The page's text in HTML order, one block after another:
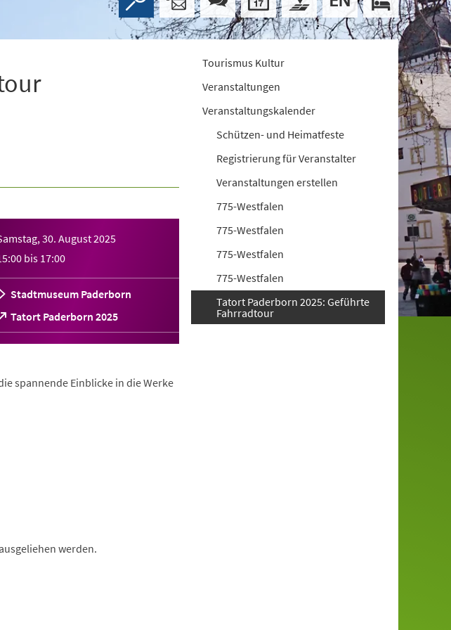
30. August 2025
bis 17:00
Stadtmuseum Paderborn
Tatort Paderborn 2025
spannende Einblicke in die Werke
werden.
Tourismus Kultur
Veranstaltungen
Veranstaltungskalender
Schützen- und Heimatfeste
Registrierung für Veranstalter
Veranstaltungen erstellen
775-Westfalen
775-Westfalen
775-Westfalen
775-Westfalen
Tatort Paderborn 2025: Geführte
Fahrradtour